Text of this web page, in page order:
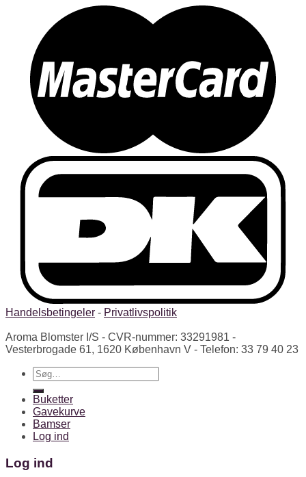
Handelsbetingeler - Privatlivspolitik
Aroma Blomster I/S - CVR-nummer: 33291981 -
Vesterbrogade 61, 1620 København V - Telefon: 33 79 40 23
Søg
efter:
Buketter
Gavekurve
Bamser
Log ind
Log ind